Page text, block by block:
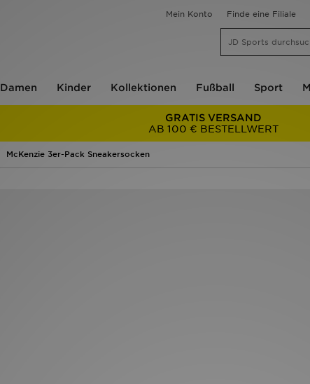
Mein Konto Finde eine Filiale
Damen Kinder Kollektionen Fußball Sport
GRATIS VERSAND
AB 100 € BESTELLWERT
McKenzie 3er-Pack Sneakersocken